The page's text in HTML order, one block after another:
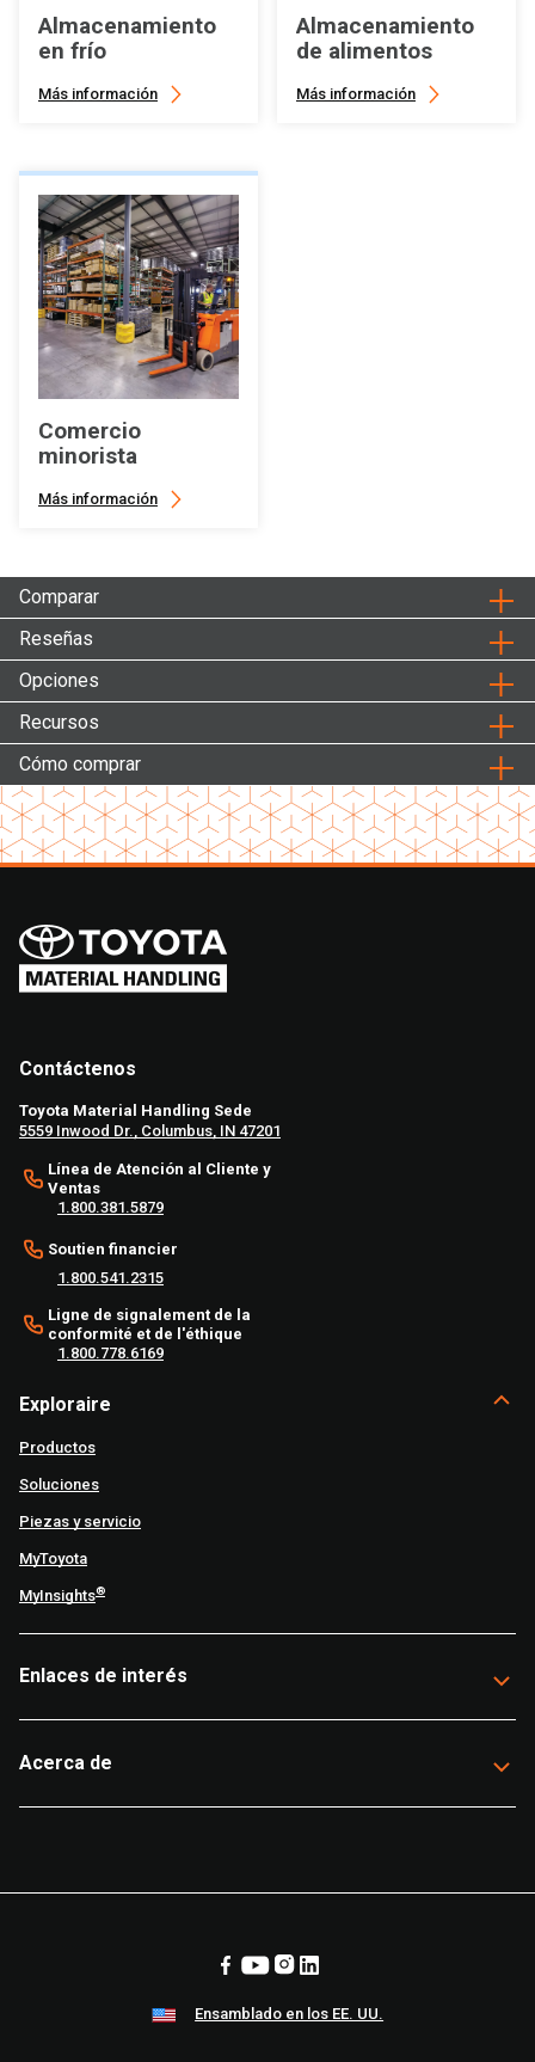
Almacenamiento
en frío
Más información
Almacenamiento
de alimentos
Más información
Comercio
minorista
Más información
Comparar
Reseñas
Opciones
Recursos
Cómo comprar
Contáctenos
Toyota Material Handling Sede
5559 Inwood Dr., Columbus, IN 47201
Línea de Atención al Cliente y
Ventas
1.800.381.5879
Soutien financier
1.800.541.2315
Ligne de signalement de la
conformité et de l'éthique
1.800.778.6169
Exploraire
Productos
Soluciones
Piezas y servicio
MyToyota
MyInsights®
Enlaces de interés
Acerca de
Ensamblado en los EE. UU.